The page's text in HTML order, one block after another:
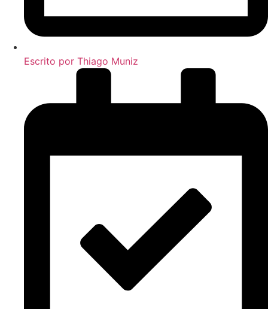
Escrito por Thiago Muniz